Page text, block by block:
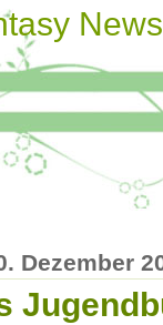
News
Dezember